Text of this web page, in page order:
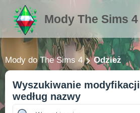
Mody The Sims 4
Mody do The Sims 4 Odzież
Wyszukiwanie modyfikacji
według nazwy